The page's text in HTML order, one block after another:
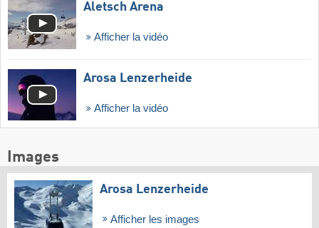
Aletsch Arena
Afficher la vidéo
Arosa Lenzerheide
Afficher la vidéo
Images
Arosa Lenzerheide
Afficher les images